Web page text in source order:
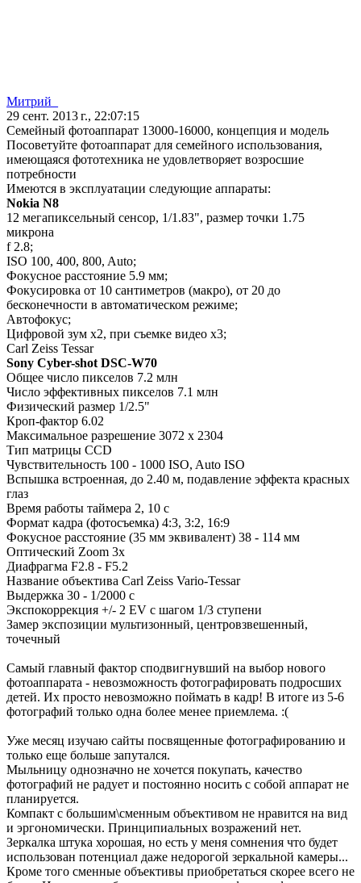
Митрий_
29 сент. 2013 г., 22:07:15
Семейный фотоаппарат 13000-16000, концепция и модель
Посоветуйте фотоаппарат для семейного использования,
имеющаяся фототехника не удовлетворяет возросшие
потребности
Имеются в эксплуатации следующие аппараты:
Nokia N8
12 мегапиксельный сенсор, 1/1.83", размер точки 1.75
микрона
f 2.8;
ISO 100, 400, 800, Auto;
Фокусное расстояние 5.9 мм;
Фокусировка от 10 сантиметров (макро), от 20 до
бесконечности в автоматическом режиме;
Автофокус;
Цифровой зум х2, при съемке видео х3;
Carl Zeiss Tessar
Sony Cyber-shot DSC-W70
Общее число пикселов 7.2 млн
Число эффективных пикселов 7.1 млн
Физический размер 1/2.5"
Кроп-фактор 6.02
Максимальное разрешение 3072 x 2304
Тип матрицы СCD
Чувствительность 100 - 1000 ISO, Auto ISO
Вспышка встроенная, до 2.40 м, подавление эффекта красных
глаз
Время работы таймера 2, 10 c
Формат кадра (фотосъемка) 4:3, 3:2, 16:9
Фокусное расстояние (35 мм эквивалент) 38 - 114 мм
Оптический Zoom 3x
Диафрагма F2.8 - F5.2
Название объектива Carl Zeiss Vario-Tessar
Выдержка 30 - 1/2000 с
Экспокоррекция +/- 2 EV с шагом 1/3 ступени
Замер экспозиции мультизонный, центровзвешенный,
точечный
Самый главный фактор сподвигнувший на выбор нового
фотоаппарата - невозможность фотографировать подросших
детей. Их просто невозможно поймать в кадр! В итоге из 5-6
фотографий только одна более менее приемлема. :(
Уже месяц изучаю сайты посвященные фотографированию и
только еще больше запутался.
Мыльницу однозначно не хочется покупать, качество
фотографий не радует и постоянно носить с собой аппарат не
планируется.
Компакт с большим\сменным объективом не нравится на вид
и эргономически. Принципиальных возражений нет.
Зеркалка штука хорошая, но есть у меня сомнения что будет
использован потенциал даже недорогой зеркальной камеры...
Кроме того сменные объективы приобретаться скорее всего не